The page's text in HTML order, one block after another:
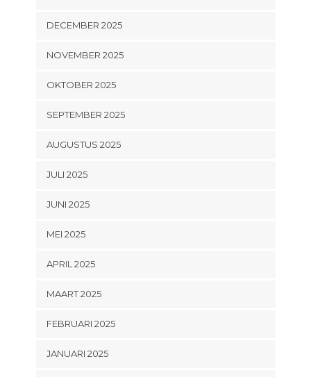
DECEMBER 2025
NOVEMBER 2025
OKTOBER 2025
SEPTEMBER 2025
AUGUSTUS 2025
JULI 2025
JUNI 2025
MEI 2025
APRIL 2025
MAART 2025
FEBRUARI 2025
JANUARI 2025